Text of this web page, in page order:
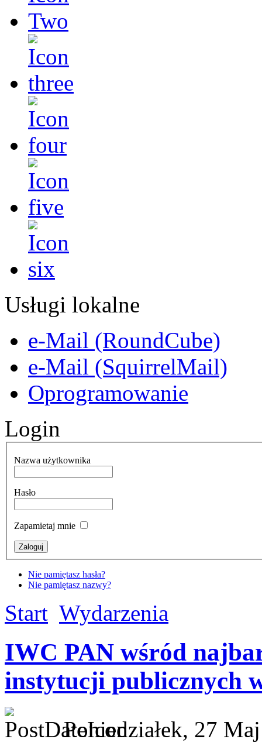
Usługi lokalne
e-Mail (RoundCube)
e-Mail (SquirrelMail)
Oprogramowanie
Login
Nazwa użytkownika
Hasło
Zapamietaj mnie
Nie pamiętasz hasła?
Nie pamiętasz nazwy?
Start Wydarzenia
IWC PAN wśród
instytucji publicznych
Poniedziałek, 27